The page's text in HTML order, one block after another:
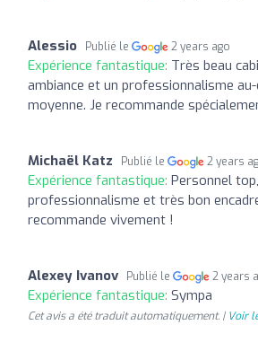
Alessio Publié le 2 years ago
Expérience fantastique: Très beau
ambiance et un professionnalisme
moyenne. Je recommande
Michaël Katz Publié le 2 years
Expérience fantastique: Personnel top,
professionnalisme et très bon
recommande vivement !
Alexey Ivanov Publié le 2 years
Expérience fantastique: Sympa
Cet avis a été traduit automatiquement. | Voir